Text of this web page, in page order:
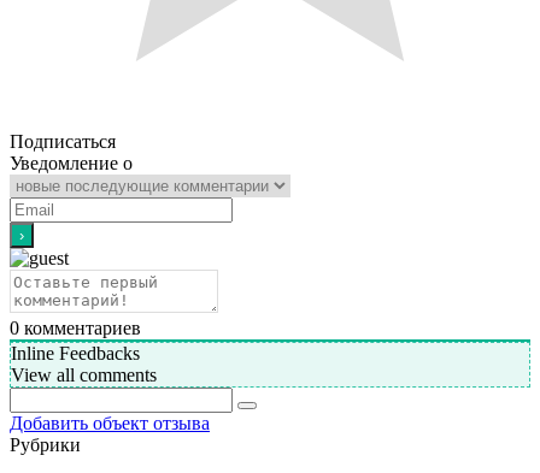
Подписаться
Уведомление о
0 комментариев
Inline Feedbacks
View all comments
Добавить объект отзыва
Рубрики